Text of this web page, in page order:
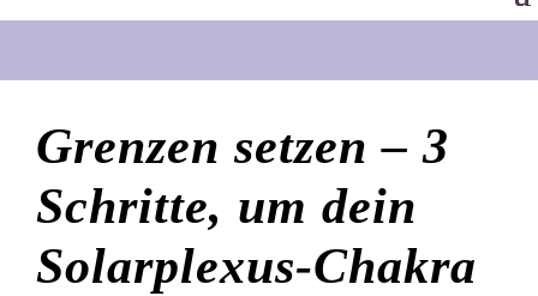
Grenzen setzen – 3
Schritte, um dein
Solarplexus-Chakra